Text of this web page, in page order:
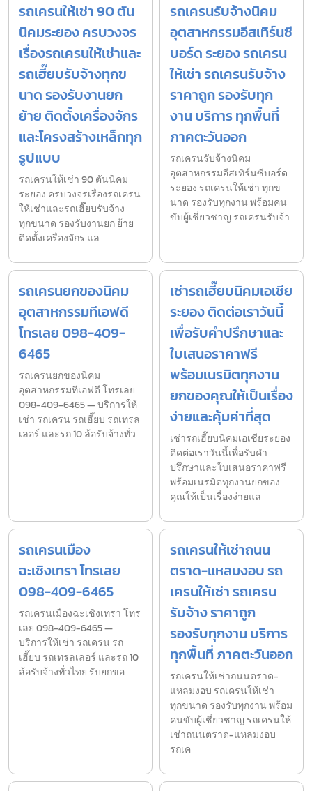
รถเครนให้เช่า 90 ตัน
นิคมระยอง ครบวงจร
เรื่องรถเครนให้เช่าและ
รถเฮี๊ยบรับจ้างทุกข
นาด รองรับงานยก
ย้าย ติดตั้งเครื่องจักร
และโครงสร้างเหล็กทุก
รูปแบบ
รถเครนให้เช่า 90 ตันนิคม
ระยอง ครบวงจรเรื่องรถเครน
ให้เช่าและรถเฮี๊ยบรับจ้าง
ทุกขนาด รองรับงานยก ย้าย
ติดตั้งเครื่องจักร แล
รถเครนรับจ้างนิคม
อุตสาหกรรมอีสเทิร์นซี
บอร์ด ระยอง รถเครน
ให้เช่า รถเครนรับจ้าง
ราคาถูก รองรับทุก
งาน บริการ ทุกพื้นที่
ภาคตะวันออก
รถเครนรับจ้างนิคม
อุตสาหกรรมอีสเทิร์นซีบอร์ด
ระยอง รถเครนให้เช่า ทุกข
นาด รองรับทุกงาน พร้อมคน
ขับผู้เชี่ยวชาญ รถเครนรับจ้า
รถเครนยกของนิคม
อุตสาหกรรมทีเอฟดี
โทรเลย 098-409-
6465
รถเครนยกของนิคม
อุตสาหกรรมทีเอฟดี โทรเลย
098-409-6465 — บริการให้
เช่า รถเครน รถเฮี๊ยบ รถเทรล
เลอร์ และรถ 10 ล้อรับจ้างทั่ว
เช่ารถเฮี๊ยบนิคมเอเชีย
ระยอง ติดต่อเราวันนี้
เพื่อรับคำปรึกษาและ
ใบเสนอราคาฟรี
พร้อมเนรมิตทุกงาน
ยกของคุณให้เป็นเรื่อง
ง่ายและคุ้มค่าที่สุด
เช่ารถเฮี๊ยบนิคมเอเชียระยอง
ติดต่อเราวันนี้เพื่อรับคำ
ปรึกษาและใบเสนอราคาฟรี
พร้อมเนรมิตทุกงานยกของ
คุณให้เป็นเรื่องง่ายแล
รถเครนเมือง
ฉะเชิงเทรา โทรเลย
098-409-6465
รถเครนเมืองฉะเชิงเทรา โทร
เลย 098-409-6465 —
บริการให้เช่า รถเครน รถ
เฮี๊ยบ รถเทรลเลอร์ และรถ 10
ล้อรับจ้างทั่วไทย รับยกขอ
รถเครนให้เช่าถนน
ตราด-แหลมงอบ รถ
เครนให้เช่า รถเครน
รับจ้าง ราคาถูก
รองรับทุกงาน บริการ
ทุกพื้นที่ ภาคตะวันออก
รถเครนให้เช่าถนนตราด-
แหลมงอบ รถเครนให้เช่า
ทุกขนาด รองรับทุกงาน พร้อม
คนขับผู้เชี่ยวชาญ รถเครนให้
เช่าถนนตราด-แหลมงอบ
รถเค